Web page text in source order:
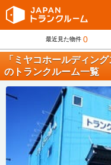
最近見た物件 0
「ミヤコホールディン
のトランクルーム一覧